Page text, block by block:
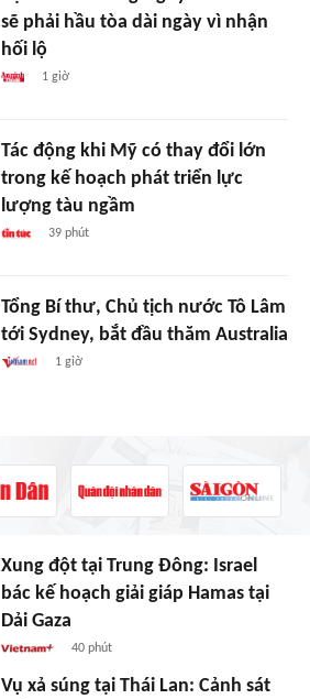
sẽ phải hầu tòa dài ngày vì nhận
hối lộ
1 giờ
Tác động khi Mỹ có thay đổi lớn
trong kế hoạch phát triển lực
lượng tàu ngầm
39 phút
Tổng Bí thư, Chủ tịch nước Tô Lâm
tới Sydney, bắt đầu thăm Australia
1 giờ
Xung đột tại Trung Đông: Israel
bác kế hoạch giải giáp Hamas tại
Dải Gaza
40 phút
Vụ xả súng tại Thái Lan: Cảnh sát